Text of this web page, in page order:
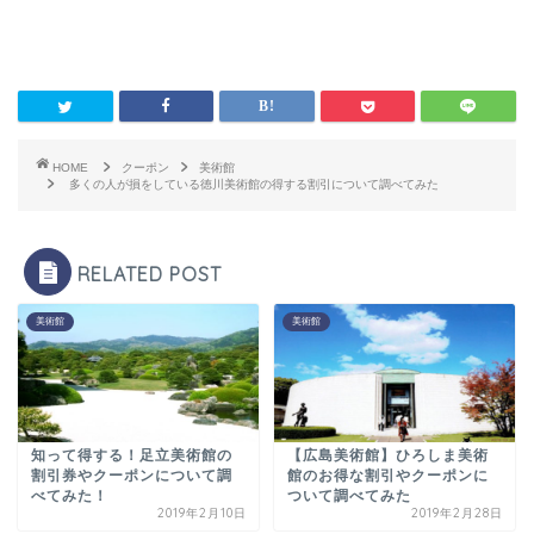
HOME クーポン
美術館
多くの人が損をしている徳川美術館の得する割引について調べてみた
RELATED POST
美術館
知って得する！足立美術館の
割引券やクーポンについて調
べてみた！
2019年2月10日
美術館
【広島美術館】ひろしま美術
館のお得な割引やクーポンに
ついて調べてみた
2019年2月28日